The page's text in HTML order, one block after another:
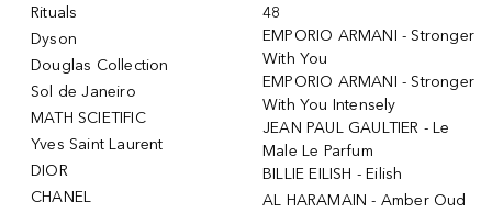
Rituals
Dyson
Douglas Collection
Sol de Janeiro
MATH SCIETIFIC
Yves Saint Laurent
DIOR
CHANEL
48
EMPORIO ARMANI - Stronger
With You
EMPORIO ARMANI - Stronger
With You Intensely
JEAN PAUL GAULTIER - Le
Male Le Parfum
BILLIE EILISH - Eilish
AL HARAMAIN - Amber Oud